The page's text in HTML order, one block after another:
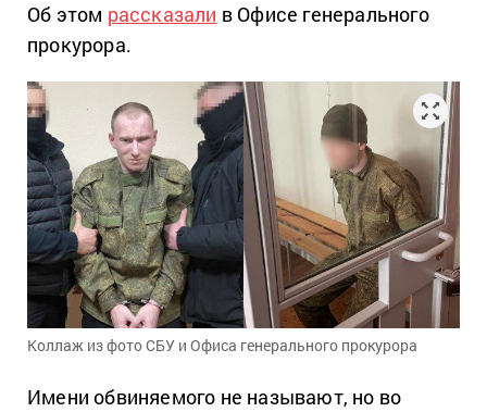
Об этом рассказали в Офисе генерального
прокурора.
Коллаж из фото СБУ и Офиса генерального прокурора
Имени обвиняемого не называют, но во